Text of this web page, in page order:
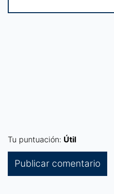
Tu puntuación: Útil